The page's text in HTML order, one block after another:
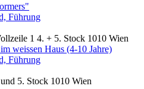
Führung
1 4. + 5. Stock 1010 Wien
weissen Haus (4-10 Jahre)
Führung
5. Stock 1010 Wien